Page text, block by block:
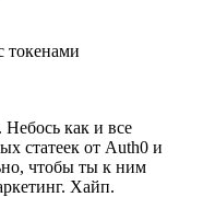
токенами
как и все
статеек от Auth0 и
чтобы ты к ним
Хайп.